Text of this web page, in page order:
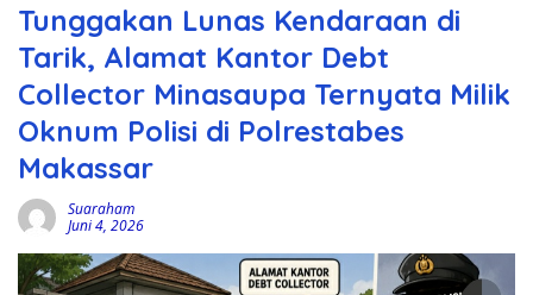
Tunggakan Lunas Kendaraan di
Tarik, Alamat Kantor Debt
Collector Minasaupa Ternyata Milik
Oknum Polisi di Polrestabes
Makassar
Suaraham
Juni 4, 2026